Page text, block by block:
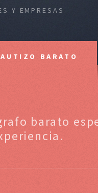
Y EMPRESAS
BARATO
barato